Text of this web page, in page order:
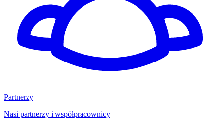
Partnerzy
Nasi partnerzy i współpracownicy